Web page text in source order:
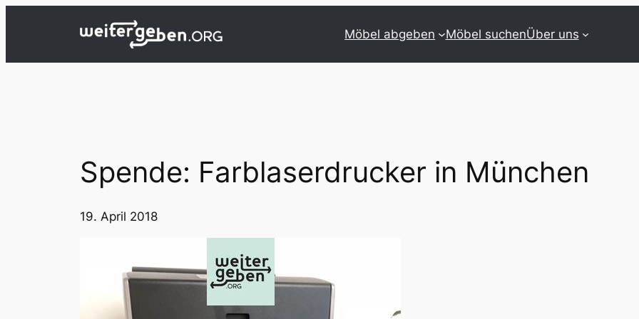
Möbel abgeben Möbel suchenÜber uns
Spende: Farblaserdrucker in München
19. April 2018